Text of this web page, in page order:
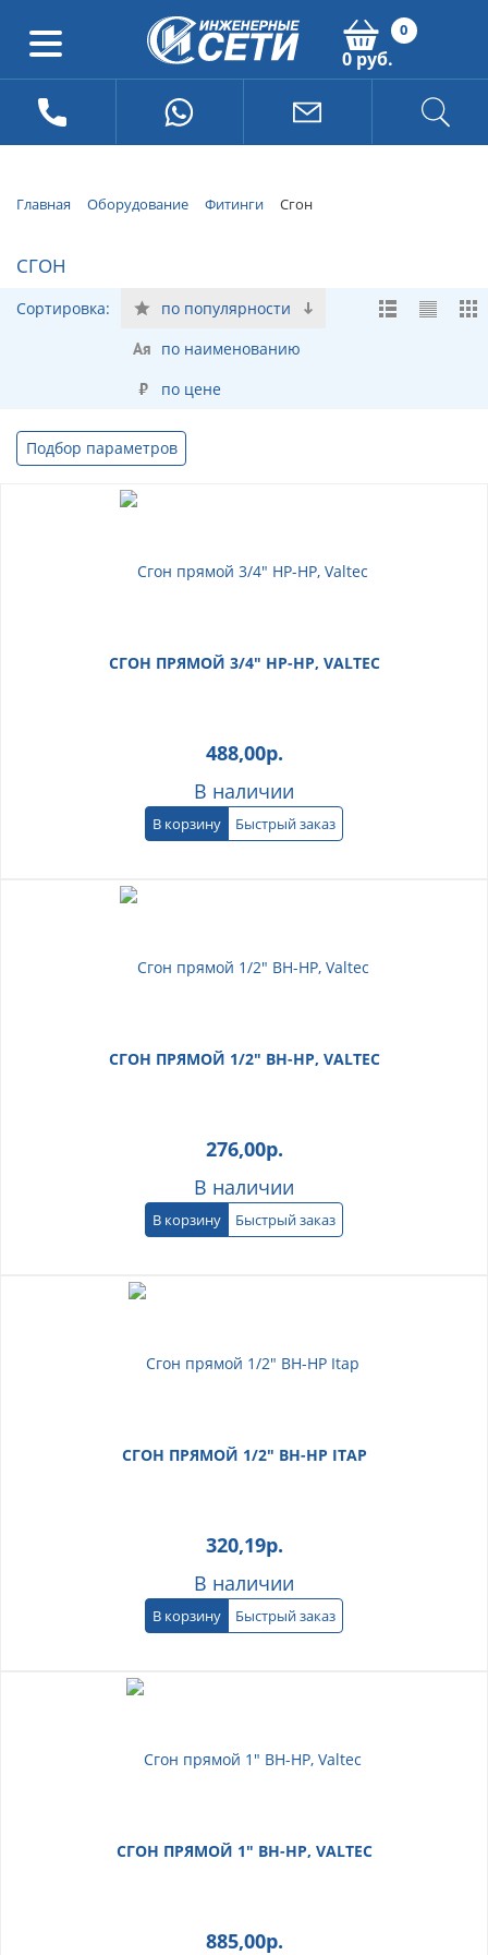
0
0 руб.
Главная Оборудование Фитинги Сгон
СГОН
Сортировка:
по популярности
по наименованию
по цене
Подбор параметров
СГОН ПРЯМОЙ 3/4" НР-НР, VALTEC
488,00р.
В наличии
В корзину Быстрый заказ
СГОН ПРЯМОЙ 1/2" ВН-НР, VALTEC
276,00р.
В наличии
В корзину Быстрый заказ
СГОН ПРЯМОЙ 1/2" ВН-НР ITAP
320,19р.
В наличии
В корзину Быстрый заказ
СГОН ПРЯМОЙ 1" ВН-НР, VALTEC
885,00р.